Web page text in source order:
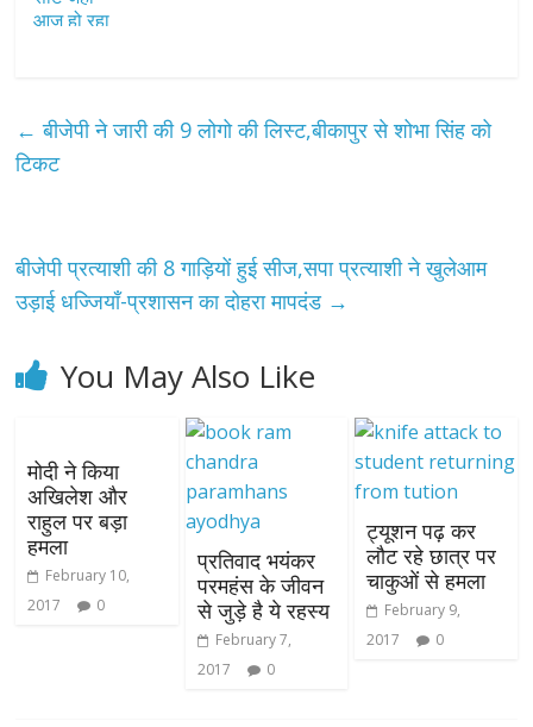
← बीजेपी ने जारी की 9 लोगो की लिस्ट,बीकापुर से शोभा सिंह को
टिकट
बीजेपी प्रत्याशी की 8 गाड़ियों हुई सीज,सपा प्रत्याशी ने खुलेआम
उड़ाई धज्जियाँ-प्रशासन का दोहरा मापदंड →
You May Also Like
मोदी ने किया
अखिलेश और
राहुल पर बड़ा
हमला
February 10,
2017
0
प्रतिवाद भयंकर
परमहंस के जीवन
से जुड़े है ये रहस्य
February 7,
2017
0
ट्यूशन पढ़ कर
लौट रहे छात्र पर
चाकुओं से हमला
February 9,
2017
0